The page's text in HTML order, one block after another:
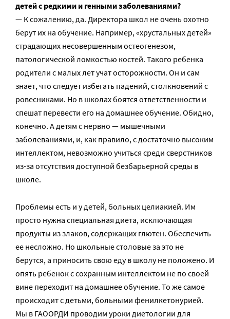
детей с редкими и генными заболеваниями?
— К сожалению, да. Директора школ не очень охотно
берут их на обучение. Например, «хрустальных детей»
страдающих несовершенным остеогенезом,
патологической ломкостью костей. Такого ребенка
родители с малых лет учат осторожности. Он и сам
знает, что следует избегать падений, столкновений с
ровесниками. Но в школах боятся ответственности и
спешат перевести его на домашнее обучение. Обидно,
конечно. А детям с нервно — мышечными
заболеваниями, и, как правило, с достаточно высоким
интеллектом, невозможно учиться среди сверстников
из-за отсутствия доступной безбарьерной среды в
школе.
Проблемы есть и у детей, больных целиакией. Им
просто нужна специальная диета, исключающая
продукты из злаков, содержащих глютен. Обеспечить
ее несложно. Но школьные столовые за это не
берутся, а приносить свою еду в школу не положено. И
опять ребенок с сохранным интеллектом не по своей
вине переходит на домашнее обучение. То же самое
происходит с детьми, больными фенилкетонурией.
Мы в ГАООРДИ проводим уроки диетологии для